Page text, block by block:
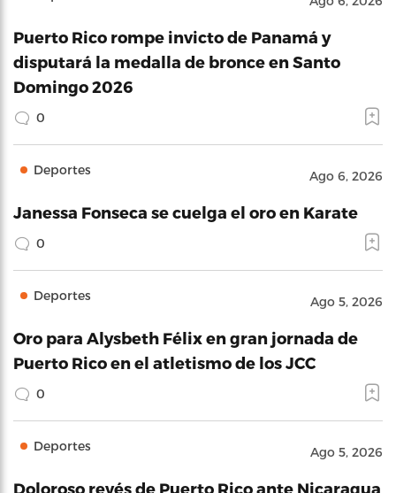
Puerto Rico rompe invicto de Panamá y
disputará la medalla de bronce en Santo
Domingo 2026
0
Deportes Ago 6, 2026
Janessa Fonseca se cuelga el oro en Karate
0
Deportes Ago 5, 2026
Oro para Alysbeth Félix en gran jornada de
Puerto Rico en el atletismo de los JCC
0
Deportes Ago 5, 2026
Doloroso revés de Puerto Rico ante Nicaragua